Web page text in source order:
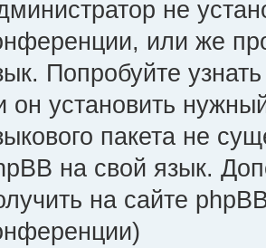
не
или же
Попробуйте
он установить
пакета не
на свой язык.
на сайте